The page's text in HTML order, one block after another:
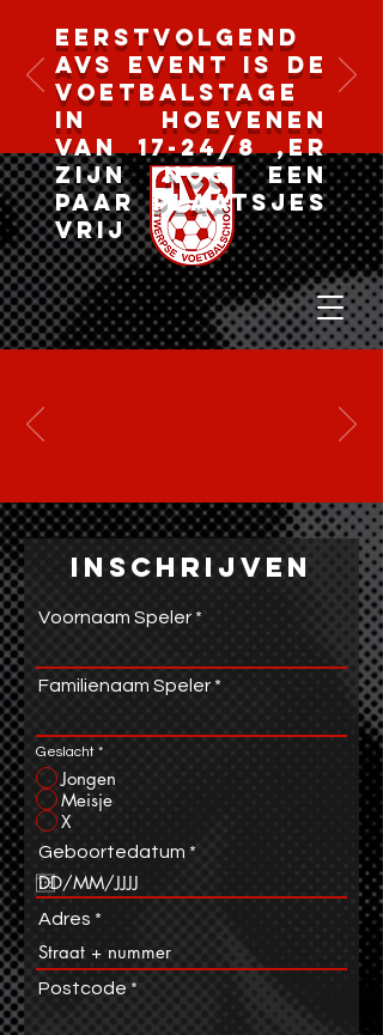
Eerstvolgend
AVS event is de
voetbalstage
in Hoevenen
van 17-24/8 ,er
zijn nog een
paar plaatsjes
vrij
Inschrijven
Voornaam Speler
Familienaam Speler
Geslacht *
Jongen
Meisje
X
Geboortedatum *
e
Adres
Postcode